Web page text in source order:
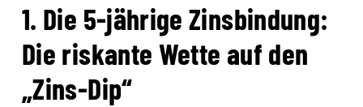
1. Die 5-jährige Zinsbindung:
Die riskante Wette auf den
„Zins-Dip“